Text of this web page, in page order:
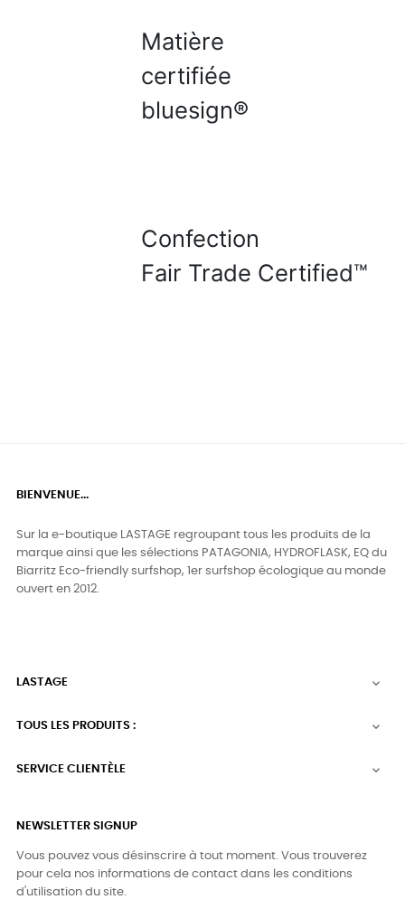
Matière
certifiée
bluesign®
Confection
Fair Trade Certified™
BIENVENUE...
Sur la e-boutique LASTAGE regroupant tous les produits de la
marque ainsi que les sélections PATAGONIA, HYDROFLASK, EQ du
Biarritz Eco-friendly surfshop, 1er surfshop écologique au monde
ouvert en 2012.
LASTAGE 
TOUS LES PRODUITS : 
SERVICE CLIENTÈLE 
NEWSLETTER SIGNUP
Vous pouvez vous désinscrire à tout moment. Vous trouverez
pour cela nos informations de contact dans les conditions
d'utilisation du site.